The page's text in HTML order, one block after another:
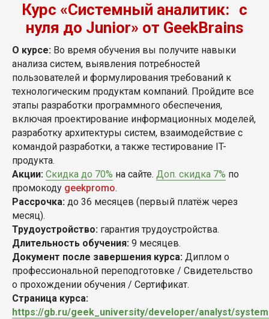
Курс «Системный аналитик: с
нуля до Junior» от GeekBrains
О курсе: Во время обучения вы получите навыки
анализа систем, выявления потребностей
пользователей и формулирования требований к
технологическим продуктам компаний. Пройдите все
этапы разработки программного обеспечения,
включая проектирование информационных моделей,
разработку архитектуры систем, взаимодействие с
командой разработки, а также тестирование IT-
продукта.
Акции: Скидка до 70% на сайте. Доп. скидка 7% по
промокоду geekpromo.
Рассрочка: до 36 месяцев (первый платёж через
месяц).
Трудоустройство: гарантия трудоустройства.
Длительность обучения: 9 месяцев.
Документ после завершения курса: Диплом о
профессиональной переподготовке / Свидетельство
о прохождении обучения / Сертификат.
Страница курса:
https://gb.ru/geek_university/developer/analyst/